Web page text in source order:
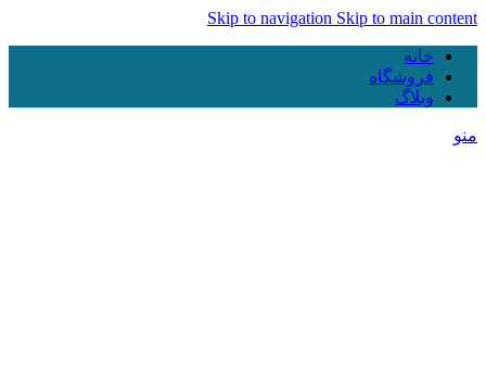
Skip to navigation Skip to main content
خانه
فروشگاه
وبلاگ
منو